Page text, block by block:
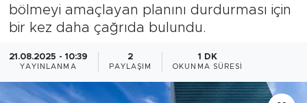
bölmeyi amaçlayan planını durdurması için
bir kez daha çağrıda bulundu.
21.08.2025 - 10:39
YAYINLANMA
2
PAYLAŞIM
1 DK
OKUNMA SÜRESI
Kültür- Sanat
Özel Haber
Haber Arşivi